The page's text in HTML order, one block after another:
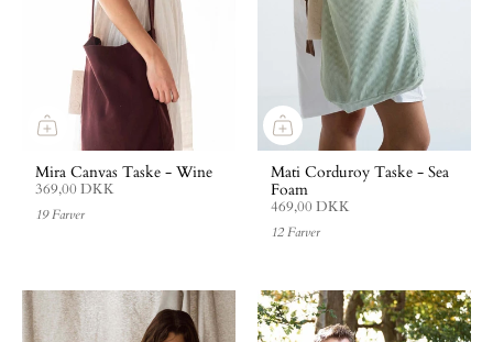
Mira Canvas Taske - Wine
369,00 DKK
19 Farver
Mati Corduroy Taske - Sea
Foam
469,00 DKK
12 Farver